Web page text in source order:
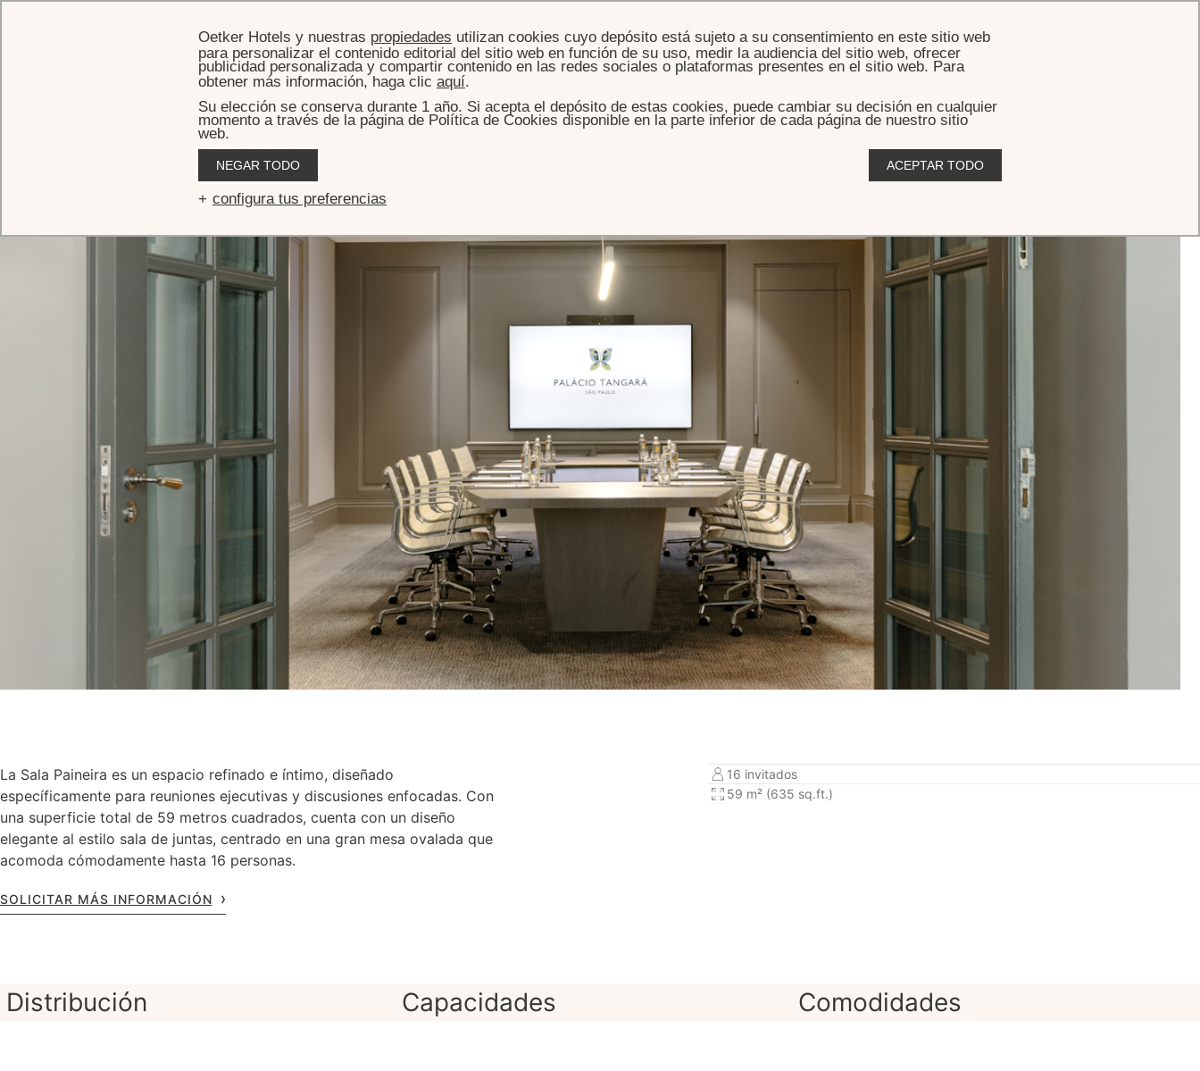
NUESTRAS SALAS
Sala Paineira
La Sala Paineira es un espacio refinado e íntimo, diseñado
específicamente para reuniones ejecutivas y discusiones enfocadas. Con
una superficie total de 59 metros cuadrados, cuenta con un diseño
elegante al estilo sala de juntas, centrado en una gran mesa ovalada que
acomoda cómodamente hasta 16 personas.
SOLICITAR MÁS INFORMACIÓN
16 invitados
59 m² (635 sq.ft.)
Distribución Capacidades Comodidades
Oetker Hotels y nuestras propiedades utilizan cookies cuyo depósito está sujeto a su consentimiento en este sitio web
para personalizar el contenido editorial del sitio web en función de su uso, medir la audiencia del sitio web, ofrecer
publicidad personalizada y compartir contenido en las redes sociales o plataformas presentes en el sitio web. Para
obtener más información, haga clic aquí.
Su elección se conserva durante 1 año. Si acepta el depósito de estas cookies, puede cambiar su decisión en cualquier
momento a través de la página de Política de Cookies disponible en la parte inferior de cada página de nuestro sitio
web.
NEGAR TODO ACEPTAR TODO
configura tus preferencias